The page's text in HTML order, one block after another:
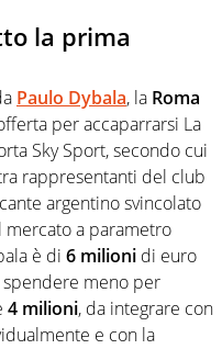
la prima
Paulo Dybala, la Roma
per accaparrarsi La
Sky Sport, secondo cui
rappresentanti del club
argentino svincolato
mercato a parametro
è di 6 milioni di euro
meno per
4 milioni, da integrare con
e con la